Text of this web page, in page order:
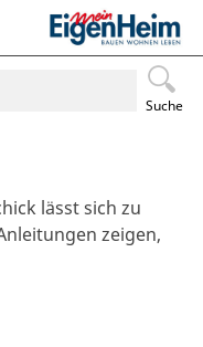
Suche
lässt sich zu
zeigen,